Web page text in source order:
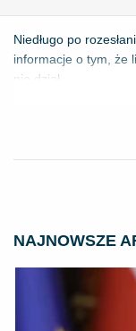
Niedługo po
informacje o tym, że
nie dział...
NAJNOWSZE